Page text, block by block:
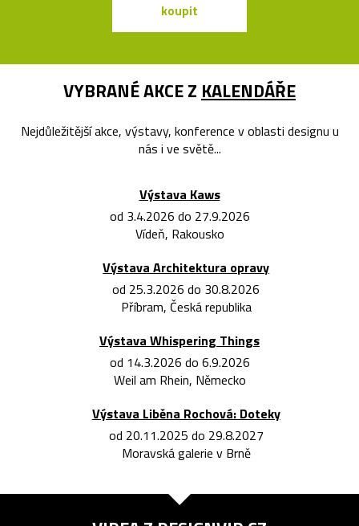
koupit
VYBRANÉ AKCE Z KALENDÁŘE
Nejdůležitější akce, výstavy, konference v oblasti designu u
nás i ve světě...
Výstava Kaws
od 3.4.2026 do 27.9.2026
Vídeň, Rakousko
Výstava Architektura opravy
od 25.3.2026 do 30.8.2026
Příbram, Česká republika
Výstava Whispering Things
od 14.3.2026 do 6.9.2026
Weil am Rhein, Německo
Výstava Liběna Rochová: Doteky
od 20.11.2025 do 29.8.2027
Moravská galerie v Brně